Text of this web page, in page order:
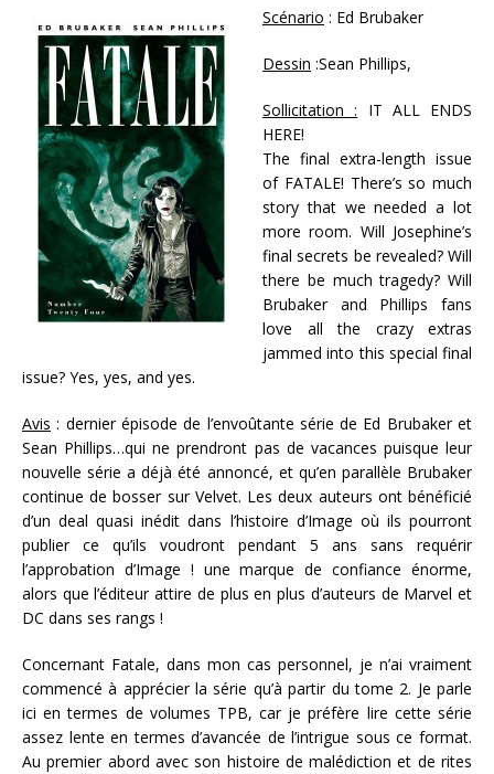
Scénario : Ed Brubaker
Dessin :Sean Phillips,
Sollicitation : IT ALL ENDS
HERE!
The final extra-length issue
of FATALE! There’s so much
story that we needed a lot
more room. Will Josephine’s
final secrets be revealed? Will
there be much tragedy? Will
Brubaker and Phillips fans
love all the crazy extras
jammed into this special final
issue? Yes, yes, and yes.
Avis : dernier épisode de l’envoûtante série de Ed Brubaker et
Sean Phillips…qui ne prendront pas de vacances puisque leur
nouvelle série a déjà été annoncé, et qu’en parallèle Brubaker
continue de bosser sur Velvet. Les deux auteurs ont bénéficié
d’un deal quasi inédit dans l’histoire d’Image où ils pourront
publier ce qu’ils voudront pendant 5 ans sans requérir
l’approbation d’Image ! une marque de confiance énorme,
alors que l’éditeur attire de plus en plus d’auteurs de Marvel et
DC dans ses rangs !
Concernant Fatale, dans mon cas personnel, je n’ai vraiment
commencé à apprécier la série qu’à partir du tome 2. Je parle
ici en termes de volumes TPB, car je préfère lire cette série
assez lente en termes d’avancée de l’intrigue sous ce format.
Au premier abord avec son histoire de malédiction et de rites